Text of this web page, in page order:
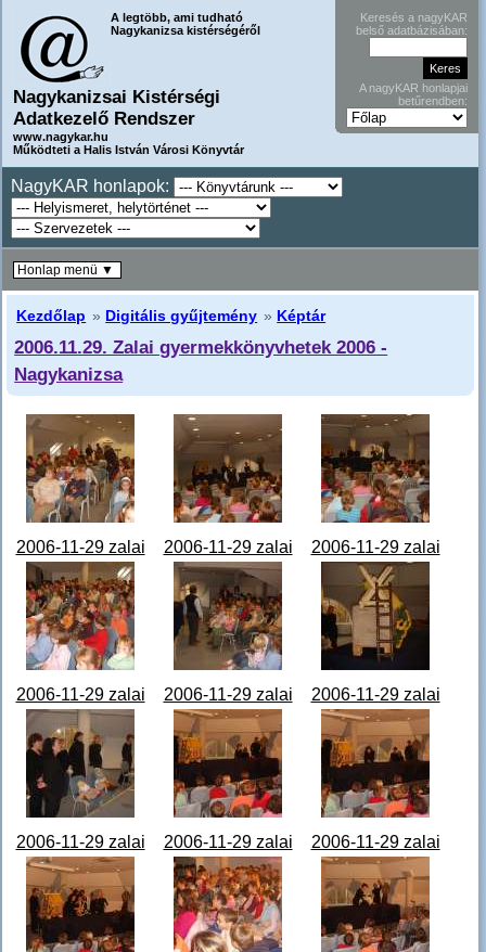
A legtöbb, ami tudható
Nagykanizsa kistérségéről
Nagykanizsai Kistérségi
Adatkezelő Rendszer
www.nagykar.hu
Működteti a Halis István Városi Könyvtár
Keresés a nagyKAR
belső adatbázisában:
A nagyKAR honlapjai
betűrendben:
NagyKAR honlapok:
Kezdőlap » Digitális gyűjtemény » Képtár
2006.11.29. Zalai gyermekkönyvhetek 2006 -
Nagykanizsa
2006-11-29 zalai
gyermekkönyvhetek
STA64337.JPG
2006-11-29 zalai
gyermekkönyvhetek
STA64338.JPG
2006-11-29 zalai
gyermekkönyvhetek
STA64339.JPG
2006-11-29 zalai
gyermekkönyvhetek
STA64340.JPG
2006-11-29 zalai
gyermekkönyvhetek
STA64341.JPG
2006-11-29 zalai
gyermekkönyvhetek
STA64342.JPG
2006-11-29 zalai
gyermekkönyvhetek
STA64343.JPG
2006-11-29 zalai
gyermekkönyvhetek
STA64344.JPG
2006-11-29 zalai
gyermekkönyvhetek
STA64345.JPG
Honlap menü ▼